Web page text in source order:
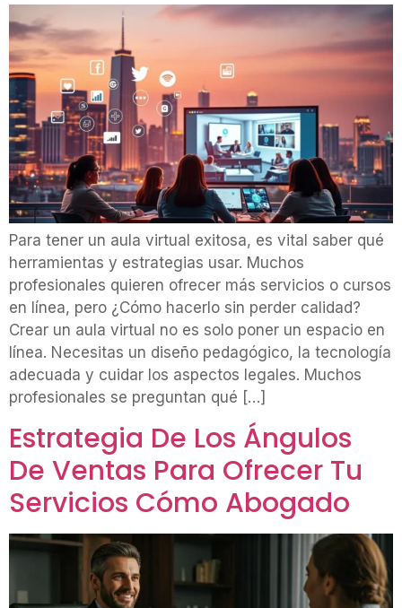
Para tener un aula virtual exitosa, es vital saber qué
herramientas y estrategias usar. Muchos
profesionales quieren ofrecer más servicios o cursos
en línea, pero ¿Cómo hacerlo sin perder calidad?
Crear un aula virtual no es solo poner un espacio en
línea. Necesitas un diseño pedagógico, la tecnología
adecuada y cuidar los aspectos legales. Muchos
profesionales se preguntan qué […]
Estrategia De Los Ángulos
De Ventas Para Ofrecer Tu
Servicios Cómo Abogado